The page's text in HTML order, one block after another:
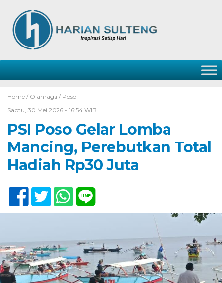
Home / Olahraga / Poso
Sabtu, 30 Mei 2026 - 16:54 WIB
PSI Poso Gelar Lomba
Mancing, Perebutkan Total
Hadiah Rp30 Juta